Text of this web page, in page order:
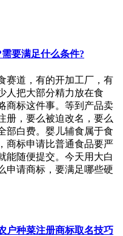
要满足什么条件?
赛道，有的开加工厂，有
人把大部分精力放在食
商标这件事。等到产品卖
册，要么被迫改名，要么
部白费。婴儿辅食属于食
商标申请比普通食品要严
能随便提交。今天用大白
申请商标，要满足哪些硬
户种菜注册商标取名技巧